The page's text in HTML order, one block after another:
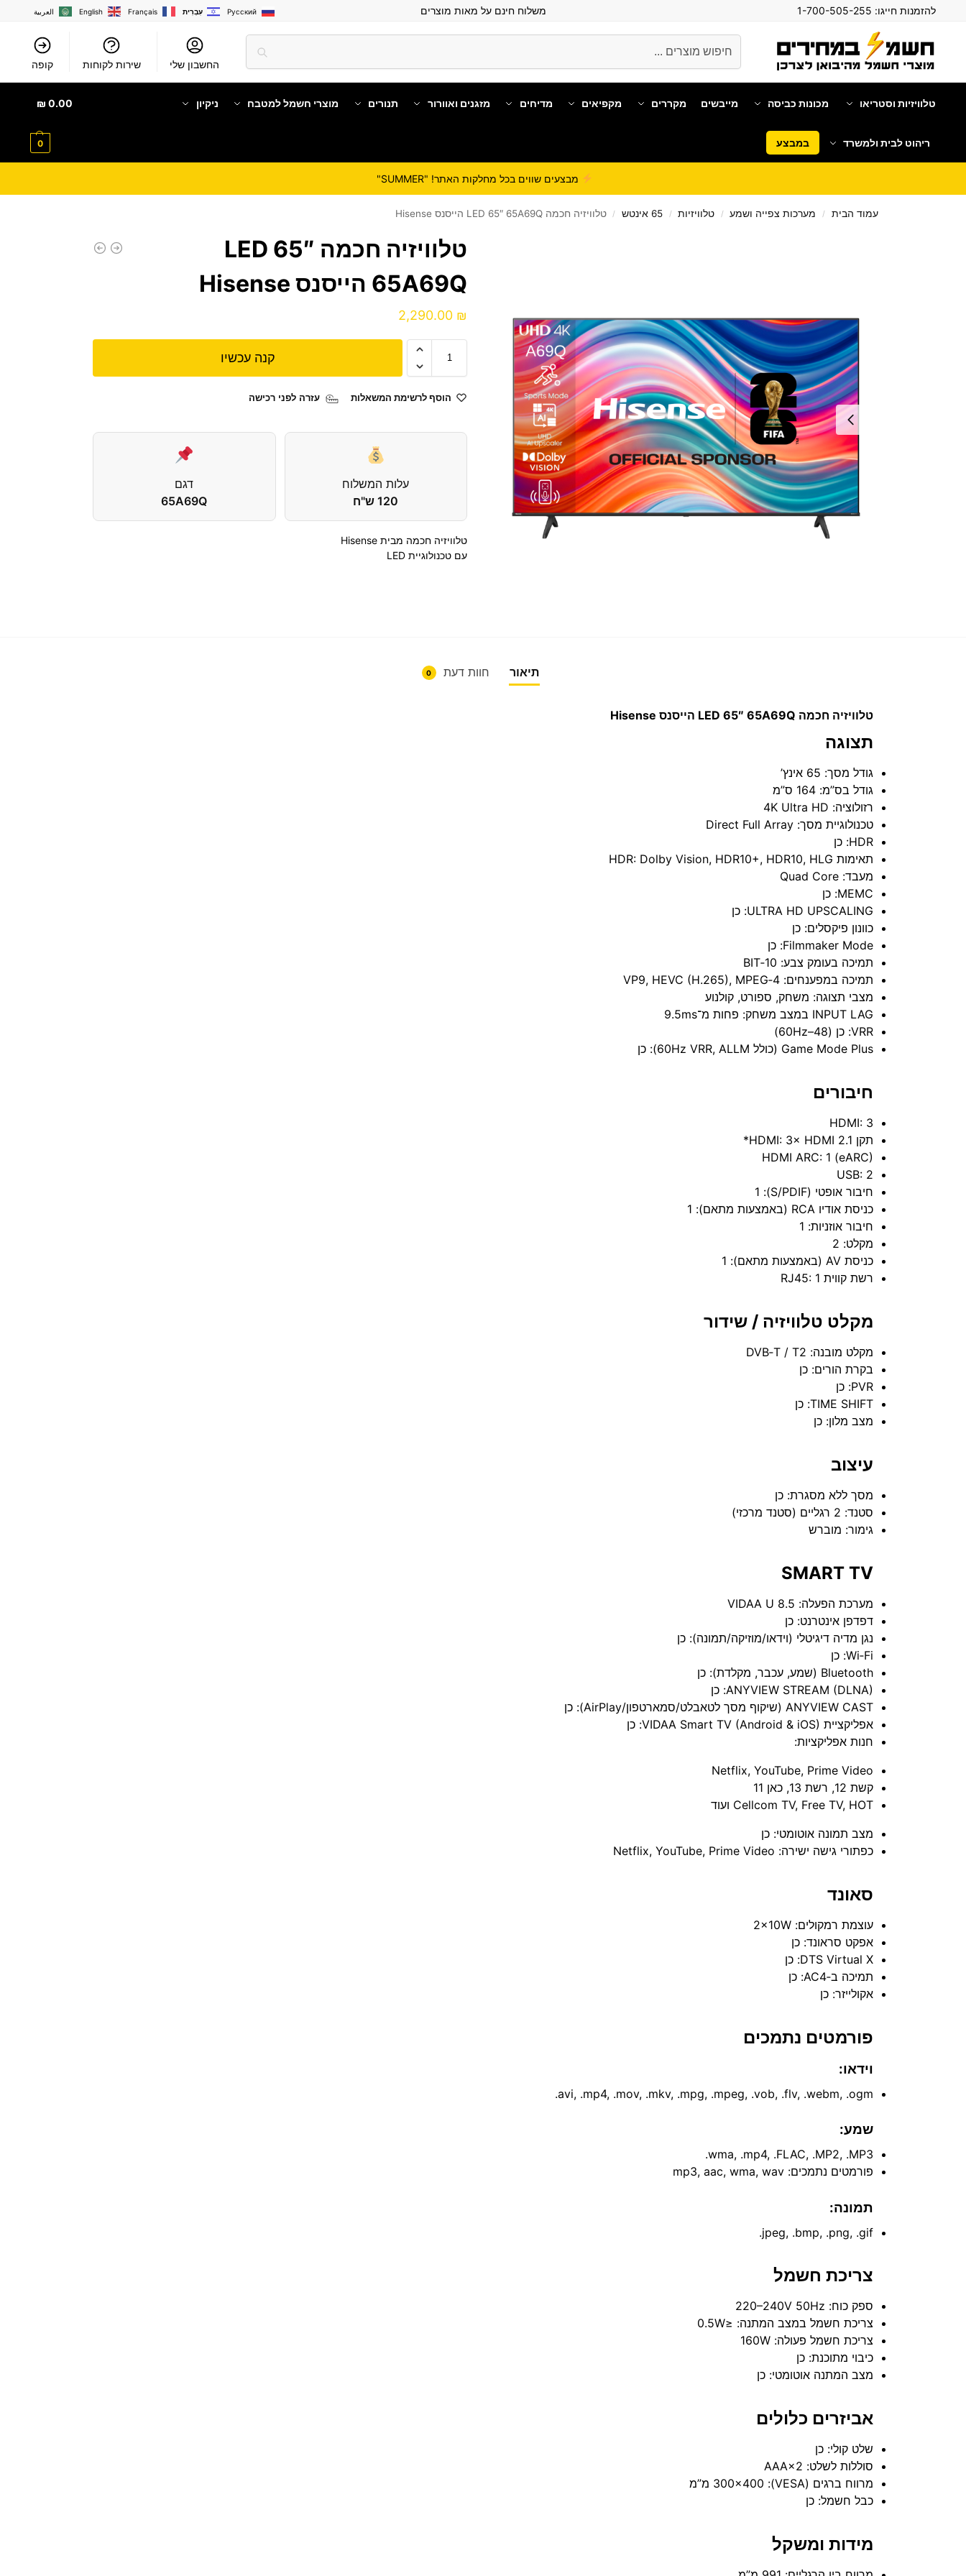
להזמנות חייגו: משלוח חינם על מאות מוצרים العربية English Français עִבְרִית Русский
החשבון שלי שירות לקוחות קופה
טלוויזיות וסטריאו מכונות כביסה מייבשים מקררים מקפיאים מדיחים מזגנים ואוורור תנורים מוצרי חשמל למטבח ניקיון
ריהוט לבית ולמשרד במבצע
0.00
₪
0
מבצעים שווים בכל מחלקות האתר! "SUMMER"
עמוד הבית / מערכות צפייה ושמע / טלוויזיות / 65 אינטש / טלוויזיה חכמה LED 65″ 65A69Q הייסנס Hisense
טלוויזיה חכמה LED 65″
65A69Q הייסנס Hisense
2,290.00 ₪
קנה עכשיו
הוסף לרשימת המשאלות עזרה לפני רכישה
עלות המשלוח
120 ש"ח
דגם
65A69Q
טלוויזיה חכמה מבית Hisense
עם טכנולוגיית LED
תיאור חוות דעת 0
טלוויזיה חכמה LED 65″ 65A69Q הייסנס Hisense
תצוגה
גודל מסך: 65 אינץ’
גודל בס”מ: 164 ס”מ
רזולוציה: 4K Ultra HD
טכנולוגיית מסך: Direct Full Array
HDR: כן
תאימות HDR: Dolby Vision, HDR10+, HDR10, HLG
מעבד: Quad Core
MEMC: כן
ULTRA HD UPSCALING: כן
כוונון פיקסלים: כן
Filmmaker Mode: כן
תמיכה בעומק צבע: 10‑BIT
תמיכה במפענחים: VP9, HEVC (H.265), MPEG‑4
מצבי תצוגה: משחק, ספורט, קולנוע
INPUT LAG במצב משחק: פחות מ־9.5ms
VRR: כן (48–60Hz)
Game Mode Plus (כולל 60Hz VRR, ALLM): כן
חיבורים
HDMI: 3
תקן HDMI: ‎3× HDMI 2.1*
HDMI ARC: 1 (eARC)
USB: 2
חיבור אופטי (S/PDIF): 1
כניסת אודיו RCA (באמצעות מתאם): 1
חיבור אוזניות: 1
מקלט: 2
כניסת AV (באמצעות מתאם): 1
רשת קווית RJ45: 1
מקלט טלוויזיה / שידור
מקלט מובנה: DVB‑T / T2
בקרת הורים: כן
PVR: כן
TIME SHIFT: כן
מצב מלון: כן
עיצוב
מסך ללא מסגרת: כן
סטנד: 2 רגליים (סטנד מרכזי)
גימור: מוברש
SMART TV
מערכת הפעלה: VIDAA U 8.5
דפדפן אינטרנט: כן
נגן מדיה דיגיטלי (וידאו/מוזיקה/תמונה): כן
Wi‑Fi: כן
Bluetooth (שמע, עכבר, מקלדת): כן
ANYVIEW STREAM (DLNA): כן
ANYVIEW CAST (שיקוף מסך לטאבלט/סמארטפון/AirPlay): כן
אפליקציית VIDAA Smart TV (Android & iOS): כן
חנות אפליקציות:
Netflix, YouTube, Prime Video
קשת 12, רשת 13, כאן 11
Cellcom TV, Free TV, HOT ועוד
מצב תמונה אוטומטי: כן
כפתורי גישה ישירה: Netflix, YouTube, Prime Video
סאונד
עוצמת רמקולים: ‎2×10W
אפקט סראונד: כן
DTS Virtual X: כן
תמיכה ב‑AC4: כן
אקולייזר: כן
פורמטים נתמכים
וידאו:
‎.avi, ‎.mp4, ‎.mov, ‎.mkv, ‎.mpg, ‎.mpeg, ‎.vob, ‎.flv, ‎.webm, ‎.ogm
שמע:
‎.wma, ‎.mp4, ‎.FLAC, ‎.MP2, ‎.MP3
פורמטים נתמכים: mp3, aac, wma, wav
תמונה:
‎.jpeg, ‎.bmp, ‎.png, ‎.gif
צריכת חשמל
ספק כוח: ‎220–240V 50Hz
צריכת חשמל במצב המתנה: ≤0.5W
צריכת חשמל פעולה: 160W
כיבוי מתוכנת: כן
מצב המתנה אוטומטי: כן
אביזרים כלולים
שלט קולי: כן
סוללות לשלט: AAA×2
מרווח ברגים (VESA): ‎300×400 מ”מ
כבל חשמל: כן
מידות ומשקל